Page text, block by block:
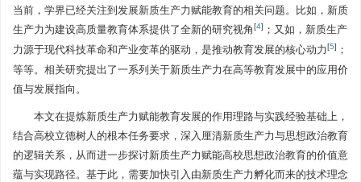
当前，学界已经关注到发展新质生产力赋能教育的相关问题。比如，新质
生产力为建设高质量教育体系提供了全新的研究视角[4] ；又如，新质生产
力源于现代科技革命和产业变革的驱动，是推动教育发展的核心动力[5] ；
等等。相关研究提出了一系列关于新质生产力在高等教育发展中的应用价
值与发展指向。
本文在提炼新质生产力赋能教育发展的作用理路与实践经验基础上，
结合高校立德树人的根本任务要求，深入厘清新质生产力与思想政治教育
的逻辑关系，从而进一步探讨新质生产力赋能高校思想政治教育的价值意
蕴与实现路径。基于此，需要加快引入由新质生产力孵化而来的技术理念